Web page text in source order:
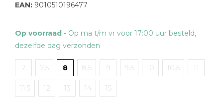
EAN: 9010510196477
Op voorraad - Op ma t/m vr voor 17:00 uur besteld,
dezelfde dag verzonden
7 7.5 8 8.5 9 9.5 10 10.5 11
11.5 12 13 14 15